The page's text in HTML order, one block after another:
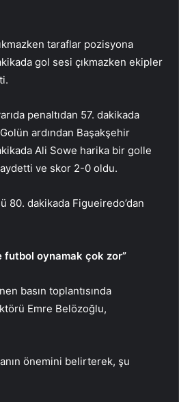
taraflar pozisyona
gol sesi çıkmazken ekipler
penaltıdan 57. dakikada
ardından Başakşehir
Ali Sowe harika bir golle
ve skor 2-0 oldu.
80. dakikada Figueiredo’dan
futbol oynamak çok zor”
basın toplantısında
Emre Belözoğlu,
önemini belirterek, şu